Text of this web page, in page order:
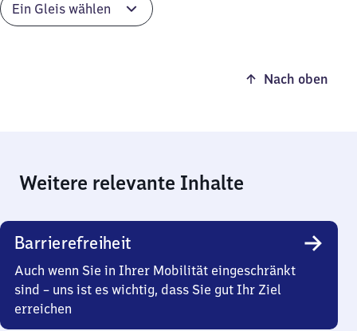
Nach oben
Weitere relevante Inhalte
Barrierefreiheit
Auch wenn Sie in Ihrer Mobilität eingeschränkt
sind – uns ist es wichtig, dass Sie gut Ihr Ziel
erreichen